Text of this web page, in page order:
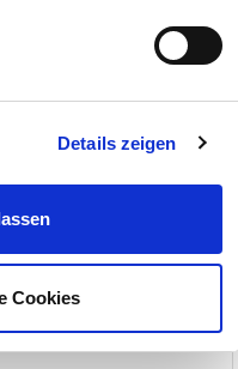
Details zeigen
Cookies
für Legenest Nestomatic 4394